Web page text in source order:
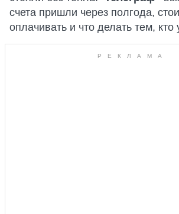
счета пришли через полгода,
оплачивать и что делать тем, кто